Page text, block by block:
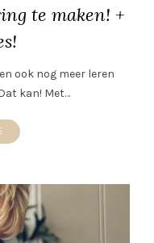
te maken! +
ook nog meer leren
kan! Met…